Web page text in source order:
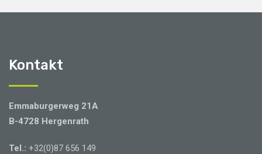
Kontakt
Emmaburgerweg 21A
B-4728 Hergenrath
Tel.: +32(0)87 656 149